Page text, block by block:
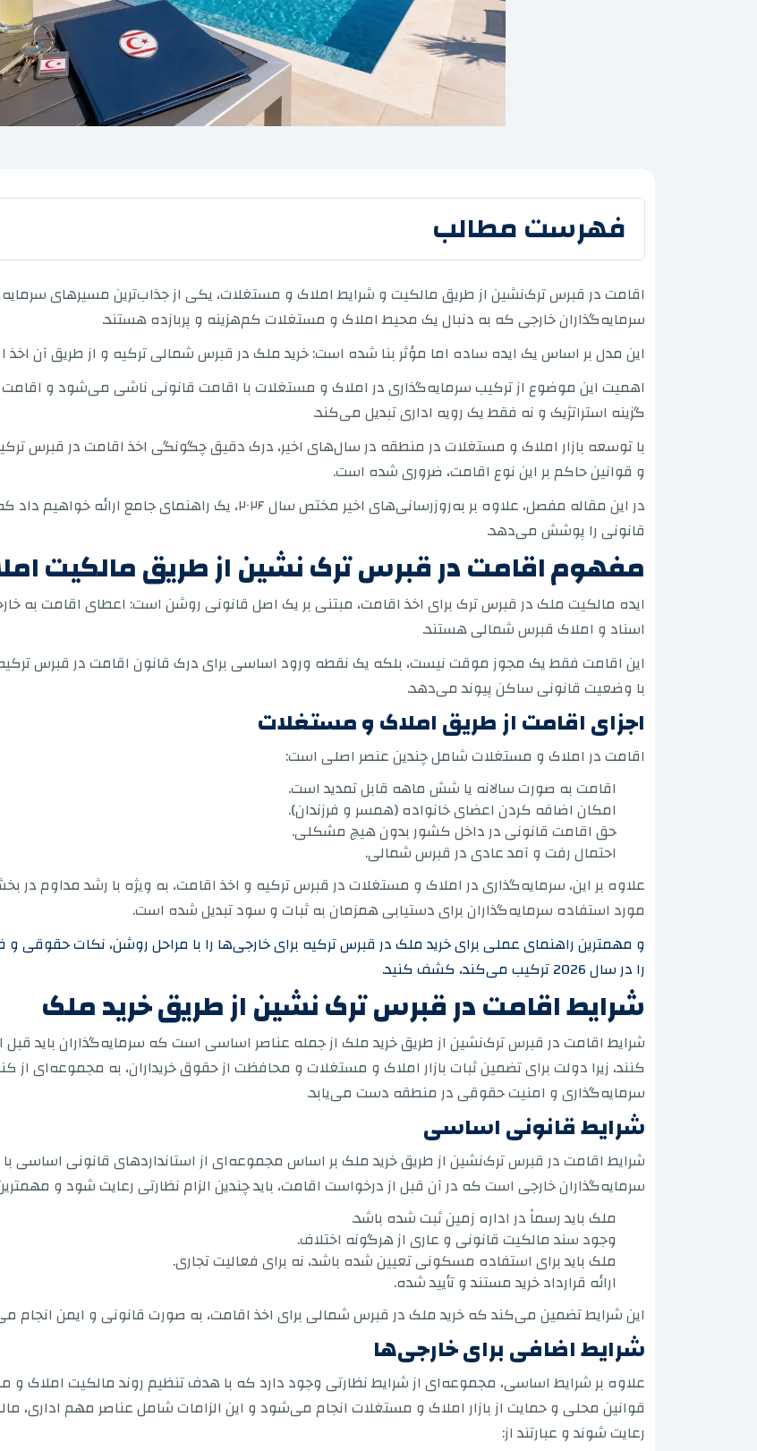
فهرست مطالب
اقامت در قبرس ترک‌نشین از طریق مالکیت و شرایط املاک و مستغلات، یکی از جذاب‌ترین مسیرهای
سرمایه‌گذاران خارجی که به دنبال یک محیط املاک و مستغلات کم‌هزینه و پربازده هستند.
این مدل بر اساس یک ایده ساده اما مؤثر بنا شده است: خرید ملک در قبرس شمالی ترکیه و از طریق آن اخذ
اهمیت این موضوع از ترکیب سرمایه‌گذاری در املاک و مستغلات با اقامت قانونی ناشی می‌شود و
گزینه استراتژیک و نه فقط یک رویه اداری تبدیل می‌کند.
با توسعه بازار املاک و مستغلات در منطقه در سال‌های اخیر، درک دقیق چگونگی اخذ اقامت در قبرس
و قوانین حاکم بر این نوع اقامت، ضروری شده است.
در این مقاله مفصل، علاوه بر به‌روزرسانی‌های اخیر مختص سال
قانونی را پوشش می‌دهد.
مفهوم اقامت در قبرس ترک نشین از طریق مالکیت
ایده مالکیت ملک در قبرس ترک برای اخذ اقامت، مبتنی بر یک اصل قانونی روشن است: اعطای اقامت به
اسناد و املاک قبرس شمالی هستند.
این اقامت فقط یک مجوز موقت نیست، بلکه یک نقطه ورود اساسی برای درک قانون اقامت در قبرس
با وضعیت قانونی ساکن پیوند می‌دهد.
اجزای اقامت از طریق املاک و مستغلات
اقامت در املاک و مستغلات شامل چندین عنصر اصلی است:
اقامت به صورت سالانه یا شش ماهه قابل تمدید است.
امکان اضافه کردن اعضای خانواده (همسر و فرزندان).
حق اقامت قانونی در داخل کشور بدون هیچ مشکلی.
احتمال رفت و آمد عادی در قبرس شمالی.
علاوه بر این، سرمایه‌گذاری در املاک و مستغلات در قبرس ترکیه و اخذ اقامت، به ویژه با رشد مداوم در
مورد استفاده سرمایه‌گذاران برای دستیابی همزمان به ثبات و سود تبدیل شده است.
و مهمترین راهنمای عملی برای خرید ملک در قبرس ترکیه برای خارجی‌ها را با مراحل روشن، نکات
را در سال 2026 ترکیب می‌کند، کشف کنید.
شرایط اقامت در قبرس ترک نشین از طریق خرید ملک
شرایط اقامت در قبرس ترک‌نشین از طریق خرید ملک از جمله عناصر اساسی است که سرمایه‌گذاران باید
کنند، زیرا دولت برای تضمین ثبات بازار املاک و مستغلات و محافظت از حقوق خریداران، به مجموعه‌ای
سرمایه‌گذاری و امنیت حقوقی در منطقه دست می‌یابد.
شرایط قانونی اساسی
شرایط اقامت در قبرس ترک‌نشین از طریق خرید ملک بر اساس مجموعه‌ای از استانداردهای قانونی اساسی
سرمایه‌گذاران خارجی است که در آن قبل از درخواست اقامت، باید چندین الزام نظارتی رعایت شود و مهمترین
ملک باید رسماً در اداره زمین ثبت شده باشد.
وجود سند مالکیت قانونی و عاری از هرگونه اختلاف.
ملک باید برای استفاده مسکونی تعیین شده باشد، نه برای فعالیت تجاری.
ارائه قرارداد خرید مستند و تأیید شده.
این شرایط تضمین می‌کند که خرید ملک در قبرس شمالی برای اخذ اقامت، به صورت قانونی و ایمن انجام
شرایط اضافی برای خارجی‌ها
علاوه بر شرایط اساسی، مجموعه‌ای از شرایط نظارتی وجود دارد که با هدف تنظیم روند مالکیت املاک و
قوانین محلی و حمایت از بازار املاک و مستغلات انجام می‌شود و این الزامات شامل عناصر مهم اداری،
رعایت شوند و عبارتند از: